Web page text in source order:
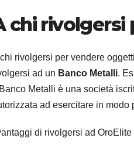
chi rivolgersi
rivolgersi per vendere
ad un Banco Metalli.
Banco Metalli è una società
ad esercitare in
di rivolgersi ad OroElite